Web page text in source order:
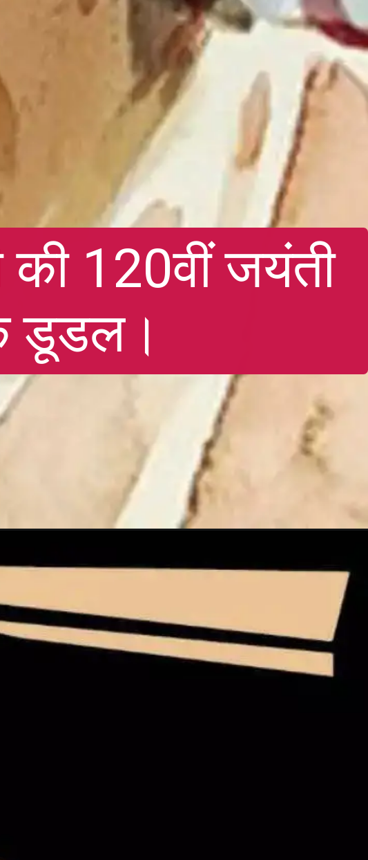
की 120वीं जयंती
डूडल।